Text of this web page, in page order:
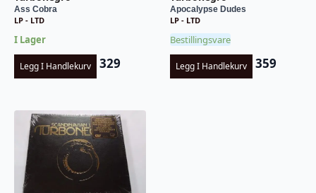
Ass Cobra
LP - LTD
I Lager
Legg I Handlekurv 329
Apocalypse Dudes
LP - LTD
Bestillingsvare
Legg I Handlekurv 359